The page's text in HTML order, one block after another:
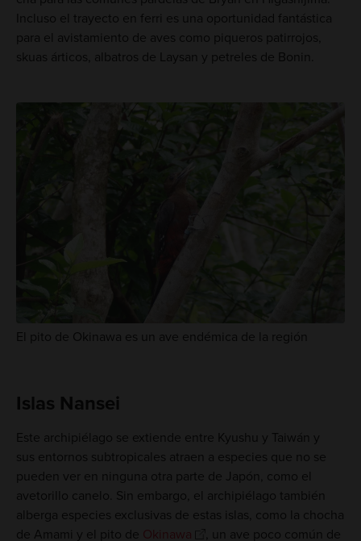
Incluso el trayecto en ferri es una oportunidad fantástica
para el avistamiento de aves como piqueros patirrojos,
skuas árticos, albatros de Laysan y petreles de Bonin.
El pito de Okinawa es un ave endémica de la región
Islas Nansei
Este archipiélago se extiende entre Kyushu y Taiwán y
sus entornos subtropicales atraen a especies que no se
pueden ver en ninguna otra parte de Japón, como el
avetorillo canelo. Sin embargo, el archipiélago también
alberga especies exclusivas de estas islas, como la chocha
de Amami y el pito de Okinawa
, un ave poco común de